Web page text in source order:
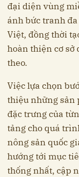
đại diện vùng
ánh bức tranh
Việt, đồng thời
hoàn thiện cơ sở
theo.
Việc lựa chọn
thiệu những sản
đặc trưng của
tảng cho quá
nông sản quốc
hướng tới mục
thống nhất, cập